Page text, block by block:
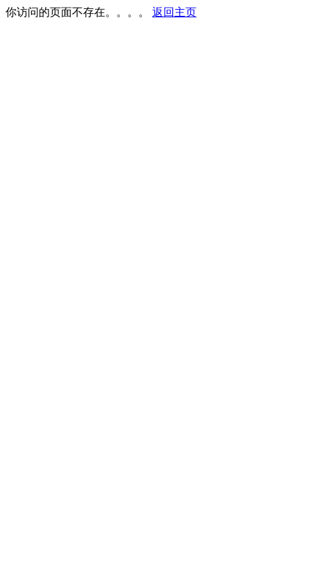
你访问的页面不存在。。。。 返回主页